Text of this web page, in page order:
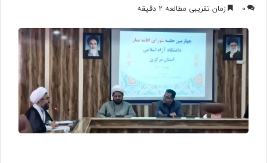
0 زمان تقریبی مطالعه 2 دقیقه